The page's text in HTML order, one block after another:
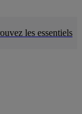
les essentiels